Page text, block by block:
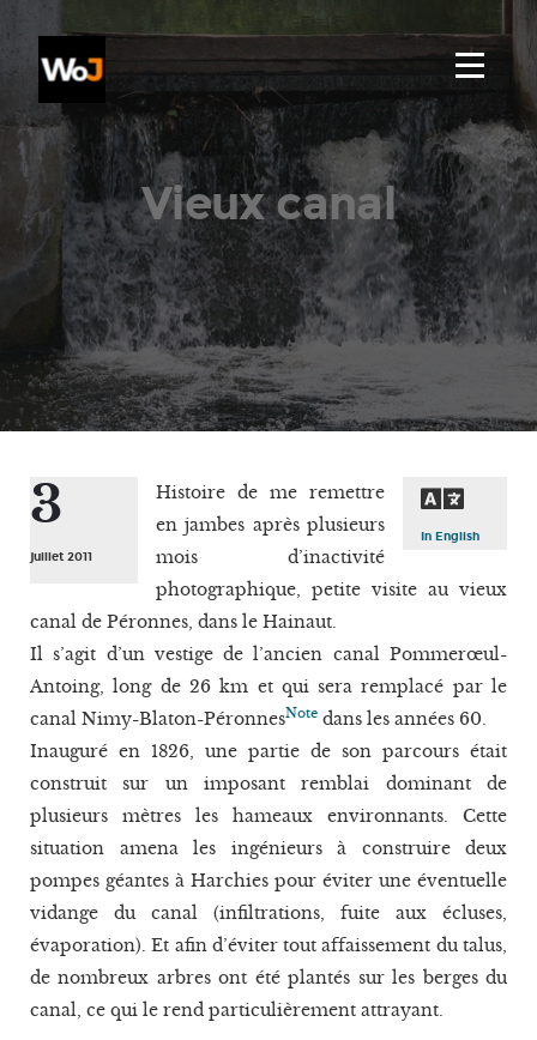
Vieux canal
3
juillet 2011
In English
Histoire de me remettre
en jambes après plusieurs
mois d’inactivité
photographique, petite visite au vieux
canal de Péronnes, dans le Hainaut.
Il s’agit d’un vestige de l’ancien canal Pommerœul-
Antoing, long de 26 km et qui sera remplacé par le
canal Nimy-Blaton-PéronnesNote dans les années 60.
Inauguré en 1826, une partie de son parcours était
construit sur un imposant remblai dominant de
plusieurs mètres les hameaux environnants. Cette
situation amena les ingénieurs à construire deux
pompes géantes à Harchies pour éviter une éventuelle
vidange du canal (infiltrations, fuite aux écluses,
évaporation). Et afin d’éviter tout affaissement du talus,
de nombreux arbres ont été plantés sur les berges du
canal, ce qui le rend particulièrement attrayant.